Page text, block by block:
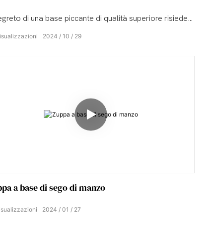
di una base piccante di qualità superiore risiede
2024 10 29
a base di sego di manzo
2024 01 27